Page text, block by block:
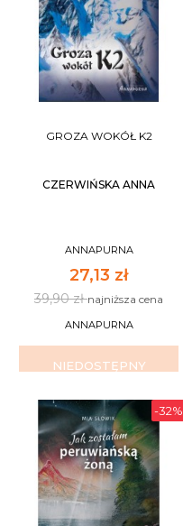
GROZA WOKÓŁ K2
CZERWIŃSKA ANNA
ANNAPURNA
27,13 zł
39,90 złnajniższa cena
ANNAPURNA
NIEDOSTĘPNY
-32%